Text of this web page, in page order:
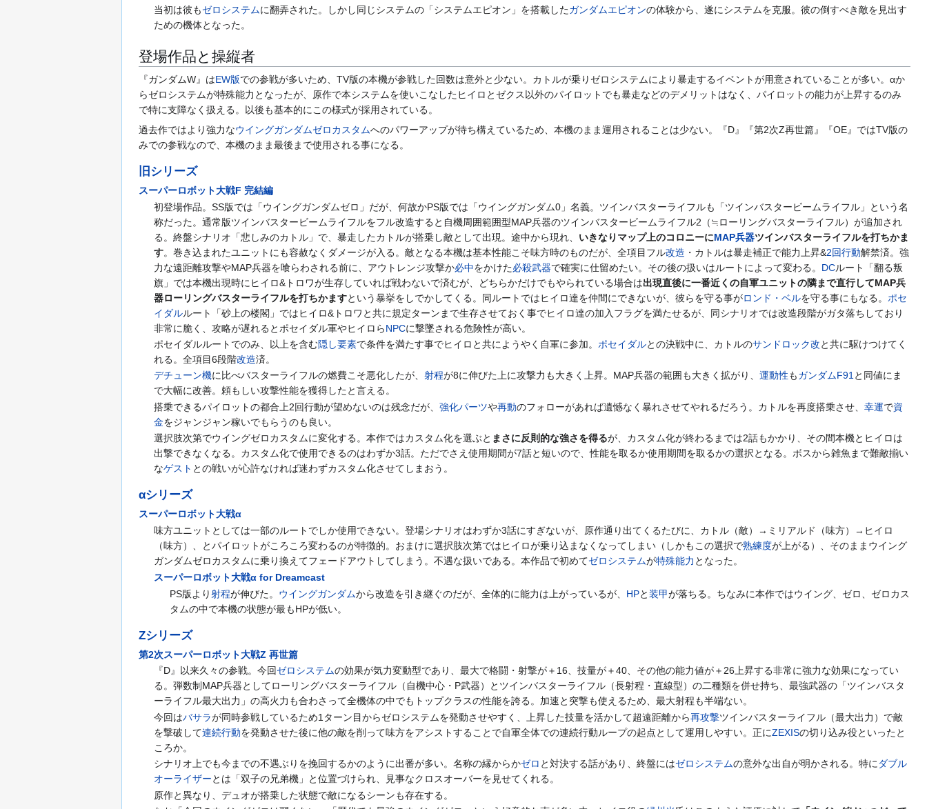
当初は彼もゼロシステムに翻弄された。しかし同じシステムの「システムエピオン」を搭載したガンダムエピオンの体験から、遂にシステムを克服。彼の倒すべき敵を見出す
ための機体となった。
登場作品と操縦者
『ガンダムW』はEW版での参戦が多いため、TV版の本機が参戦した回数は意外と少ない。カトルが乗りゼロシステムにより暴走するイベントが用意されていることが多い。αか
らゼロシステムが特殊能力となったが、原作で本システムを使いこなしたヒイロとゼクス以外のパイロットでも暴走などのデメリットはなく、パイロットの能力が上昇するのみ
で特に支障なく扱える。以後も基本的にこの様式が採用されている。
過去作ではより強力なウイングガンダムゼロカスタムへのパワーアップが待ち構えているため、本機のまま運用されることは少ない。『D』『第2次Z再世篇』『OE』ではTV版の
みでの参戦なので、本機のまま最後まで使用される事になる。
旧シリーズ
スーパーロボット大戦F 完結編
初登場作品。SS版では「ウイングガンダムゼロ」だが、何故かPS版では「ウイングガンダム0」名義。ツインバスターライフルも「ツインバスタービームライフル」という名
称だった。通常版ツインバスタービームライフルをフル改造すると自機周囲範囲型MAP兵器のツインバスタービームライフル2（≒ローリングバスターライフル）が追加され
る。終盤シナリオ「悲しみのカトル」で、暴走したカトルが搭乗し敵として出現。途中から現れ、 いきなりマップ上のコロニーにMAP兵器ツインバスターライフルを打ちかま
す。巻き込まれたユニットにも容赦なくダメージが入る。敵となる本機は基本性能こそ味方時のものだが、全項目フル改造 ・カトルは暴走補正で能力上昇&2回行動解禁済。強
力な遠距離攻撃やMAP兵器を喰らわされる前に、アウトレンジ攻撃か必中をかけた必殺武器で確実に仕留めたい。その後の扱いはルートによって変わる。 DCルート「翻る叛
旗」では本機出現時にヒイロ&トロワが生存していれば戦わないで済むが、どちらかだけでもやられている場合は出現直後に一番近くの自軍ユニットの隣まで直行してMAP兵
器ローリングバスターライフルを打ちかますという暴挙をしでかしてくる。同ルートではヒイロ達を仲間にできないが、彼らを守る事がロンド・ベルを守る事にもなる。 ポセ
イダルルート「砂上の楼閣」ではヒイロ&トロワと共に規定ターンまで生存させておく事でヒイロ達の加入フラグを満たせるが、同シナリオでは改造段階がガタ落ちしており
非常に脆く、攻略が遅れるとポセイダル軍やヒイロらNPCに撃墜される危険性が高い。
ポセイダルルートでのみ、以上を含む隠し要素で条件を満たす事でヒイロと共にようやく自軍に参加。 ポセイダルとの決戦中に、カトルのサンドロック改と共に駆けつけてく
れる。全項目6段階改造済。
デチューン機に比べバスターライフルの燃費こそ悪化したが、射程が8に伸びた上に攻撃力も大きく上昇。MAP兵器の範囲も大きく拡がり、運動性もガンダムF91と同値にま
で大幅に改善。頼もしい攻撃性能を獲得したと言える。
搭乗できるパイロットの都合上2回行動が望めないのは残念だが、強化パーツや再動のフォローがあれば遺憾なく暴れさせてやれるだろう。カトルを再度搭乗させ、幸運で資
金をジャンジャン稼いでもらうのも良い。
選択肢次第でウイングゼロカスタムに変化する。本作ではカスタム化を選ぶと まさに反則的な強さを得るが、カスタム化が終わるまでは2話もかかり、その間本機とヒイロは
出撃できなくなる。カスタム化で使用できるのはわずか3話。ただでさえ使用期間が7話と短いので、性能を取るか使用期間を取るかの選択となる。ボスから雑魚まで難敵揃い
なゲスト との戦いが心許なければ迷わずカスタム化させてしまおう。
αシリーズ
スーパーロボット大戦α
味方ユニットとしては一部のルートでしか使用できない。登場シナリオはわずか3話にすぎないが、原作通り出てくるたびに、カトル（敵）→ミリアルド（味方）→ヒイロ
（味方）、とパイロットがころころ変わるのが特徴的。おまけに選択肢次第ではヒイロが乗り込まなくなってしまい（しかもこの選択で熟練度が上がる）、そのままウイング
ガンダムゼロカスタムに乗り換えてフェードアウトしてしまう。不遇な扱いである。本作品で初めてゼロシステムが特殊能力 となった。
スーパーロボット大戦α for Dreamcast
PS版より射程が伸びた。 ウイングガンダムから改造を引き継ぐのだが、全体的に能力は上がっているが、 HPと装甲が落ちる。ちなみに本作ではウイング、ゼロ、ゼロカス
タムの中で本機の状態が最もHPが低い。
Zシリーズ
第2次スーパーロボット大戦Z 再世篇
『D』以来久々の参戦。今回ゼロシステムの効果が気力変動型であり、最大で格闘・射撃が＋16、技量が＋40、その他の能力値が＋26上昇する非常に強力な効果になってい
る。弾数制MAP兵器としてローリングバスターライフル（自機中心・P武器）とツインバスターライフル（長射程・直線型）の二種類を併せ持ち、最強武器の「ツインバスタ
ーライフル最大出力」の高火力も合わさって全機体の中でもトップクラスの性能を誇る。加速と突撃も使えるため、最大射程も半端ない。
今回はバサラが同時参戦しているため1ターン目からゼロシステムを発動させやすく、上昇した技量を活かして超遠距離から再攻撃ツインバスターライフル（最大出力）で敵
を撃破して連続行動を発動させた後に他の敵を削って味方をアシストすることで自軍全体での連続行動ループの起点として運用しやすい。正にZEXISの切り込み役といったと
ころか。
シナリオ上でも今までの不遇ぶりを挽回するかのように出番が多い。名称の縁からかゼロ と対決する話があり、終盤にはゼロシステムの意外な出自が明かされる。特にダブル
オーライザーとは「双子の兄弟機」と位置づけられ、見事なクロスオーバーを見せてくれる。
原作と異なり、デュオが搭乗した状態で敵になるシーンも存在する。